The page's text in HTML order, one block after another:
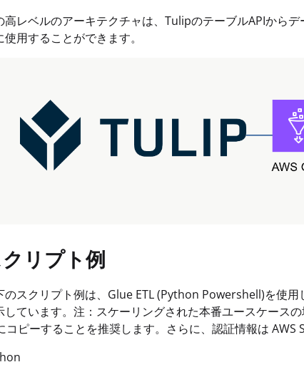
高レベルのアーキテクチャは、TulipのテーブルAPIから
使用することができます。
リプト例
のスクリプト例は、Glue ETL (Python Powershell)を使
しています。注：スケーリングされた本番ユースケース
コピーすることを推奨します。さらに、認証情報は AWS